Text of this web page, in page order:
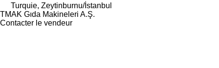
Turquie, Zeytinburnu/İstanbul
TMAK Gıda Makineleri A.Ş.
Contacter le vendeur